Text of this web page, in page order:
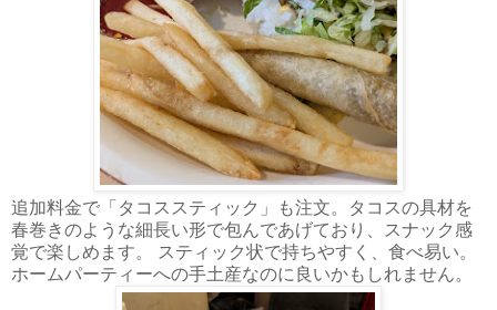
追加料金で「タコススティック」も注文。タコスの具材を
春巻きのような細長い形で包んであげており、スナック感
覚で楽しめます。 スティック状で持ちやすく、食べ易い。
ホームパーティーへの手土産なのに良いかもしれません。